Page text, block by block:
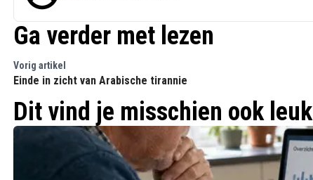
Ga verder met lezen
Vorig artikel
Einde in zicht van Arabische tirannie
Dit vind je misschien ook leuk